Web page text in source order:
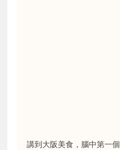
講到大阪美食，腦中第一